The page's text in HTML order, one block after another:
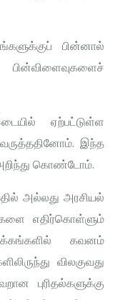
பின்னால்
ஏற்பட்டுள்ள
வருத்ததினோம். இந்த
கொண்டோம்.
அல்லது அரசியல்
எதிர்கொள்ளும்
கவனம்
விலகுவது
புரிதல்களுக்கு